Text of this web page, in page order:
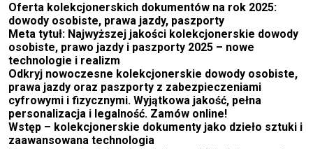
Oferta kolekcjonerskich dokumentów na rok 2025:
dowody osobiste, prawa jazdy, paszporty
Meta tytuł: Najwyższej jakości kolekcjonerskie dowody
osobiste, prawo jazdy i paszporty 2025 – nowe
technologie i realizm
Odkryj nowoczesne kolekcjonerskie dowody osobiste,
prawa jazdy oraz paszporty z zabezpieczeniami
cyfrowymi i fizycznymi. Wyjątkowa jakość, pełna
personalizacja i legalność. Zamów online!
Wstęp – kolekcjonerskie dokumenty jako dzieło sztuki i
zaawansowana technologia